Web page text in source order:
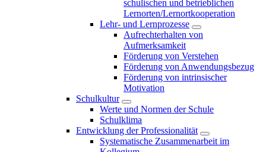
schulischen und betrieblichen
Lernorten/Lernortkooperation
Lehr- und Lernprozesse
Aufrechterhalten von
Aufmerksamkeit
Förderung von Verstehen
Förderung von Anwendungsbezug
Förderung von intrinsischer
Motivation
Schulkultur
Werte und Normen der Schule
Schulklima
Entwicklung der Professionalität
Systematische Zusammenarbeit im